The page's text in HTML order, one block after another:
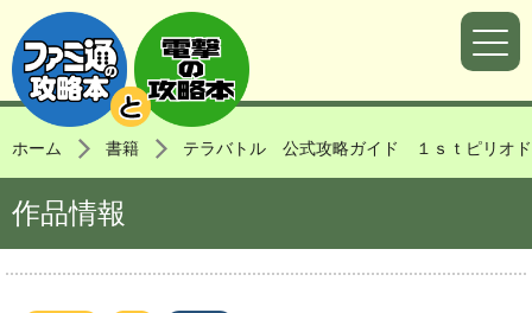
ホーム 書籍 テラバトル 公式攻略ガイド １ｓｔピリオド
作品情報